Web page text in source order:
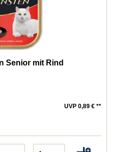
Senior mit Rind
UVP 0,89 € **